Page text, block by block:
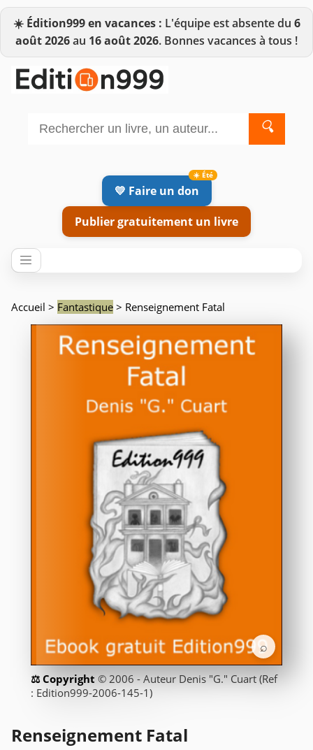
☀️ Édition999 en vacances : L'équipe est absente du 6
août 2026au 16 août 2026. Bonnes vacances à tous !
🔍
💛 Faire un don
Publier gratuitement un livre
Accueil > Fantastique > Renseignement Fatal
⌕
© 2006 - Auteur Denis "G." Cuart (Ref
: Edition999-2006-145-1)
Renseignement Fatal